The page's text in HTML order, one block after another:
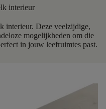
interieur
interieur. Deze veelzijdige,
mogelijkheden om die
in jouw leefruimtes past.